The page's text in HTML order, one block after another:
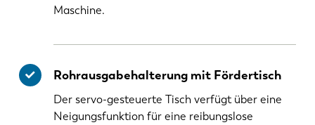
Maschine.
Rohrausgabehalterung mit Fördertisch
Der servo-gesteuerte Tisch verfügt über eine
Neigungsfunktion für eine reibungslose